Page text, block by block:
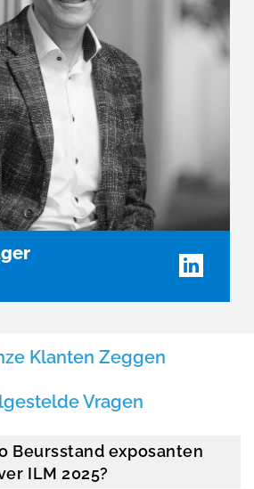
Klanten Zeggen
Vragen
Beursstand exposanten
ILM 2025?